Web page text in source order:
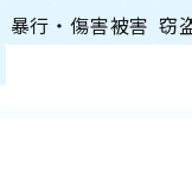
暴行・傷害被害 窃